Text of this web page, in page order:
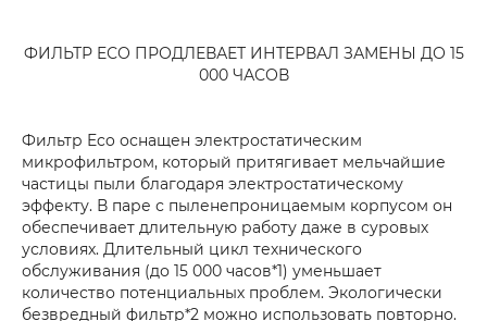
ФИЛЬТР EСО ПРОДЛЕВАЕТ ИНТЕРВАЛ ЗАМЕНЫ ДО 15
000 ЧАСОВ
Фильтр Eco оснащен электростатическим
микрофильтром, который притягивает мельчайшие
частицы пыли благодаря электростатическому
эффекту. В паре с пыленепроницаемым корпусом он
обеспечивает длительную работу даже в суровых
условиях. Длительный цикл технического
обслуживания (до 15 000 часов*1) уменьшает
количество потенциальных проблем. Экологически
безвредный фильтр*2 можно использовать повторно.